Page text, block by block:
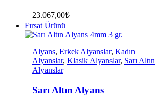
23.067,00₺
Fırsat Ürünü
Alyans, Erkek Alyanslar, Kadın
Alyanslar, Klasik Alyanslar, Sarı Altın
Alyanslar
Sarı Altın Alyans